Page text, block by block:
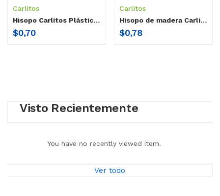
Carlitos
Hisopo Carlitos Plástico Termosellado 100 unidades
$0,70
Carlitos
Hisopo de madera Carlitos termosellado 100 unidades
$0,78
Visto Recientemente
You have no recently viewed item.
Ver todo